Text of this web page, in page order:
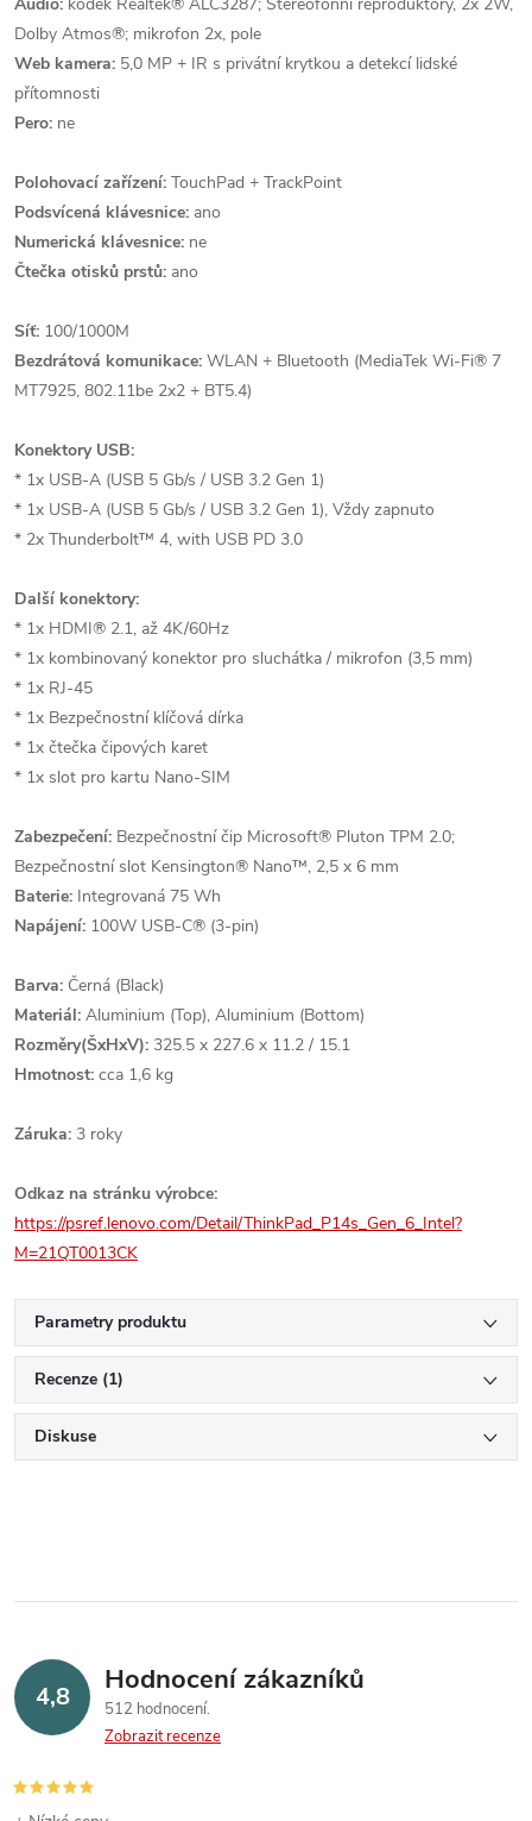
Dolby Atmos®; mikrofon 2x, pole
Web kamera: 5,0 MP + IR s privátní krytkou a detekcí lidské
přítomnosti
Pero: ne
Polohovací zařízení: TouchPad + TrackPoint
Podsvícená klávesnice: ano
Numerická klávesnice: ne
Čtečka otisků prstů: ano
Síť: 100/1000M
Bezdrátová komunikace: WLAN + Bluetooth (MediaTek Wi-Fi® 7
MT7925, 802.11be 2x2 + BT5.4)
Konektory USB:
* 1x USB-A (USB 5 Gb/s / USB 3.2 Gen 1)
* 1x USB-A (USB 5 Gb/s / USB 3.2 Gen 1), Vždy zapnuto
* 2x Thunderbolt™ 4, with USB PD 3.0
Další konektory:
* 1x HDMI® 2.1, až 4K/60Hz
* 1x kombinovaný konektor pro sluchátka / mikrofon (3,5 mm)
* 1x RJ-45
* 1x Bezpečnostní klíčová dírka
* 1x čtečka čipových karet
* 1x slot pro kartu Nano-SIM
Zabezpečení: Bezpečnostní čip Microsoft® Pluton TPM 2.0;
Bezpečnostní slot Kensington® Nano™, 2,5 x 6 mm
Baterie: Integrovaná 75 Wh
Napájení: 100W USB-C® (3-pin)
Barva: Černá (Black)
Materiál: Aluminium (Top), Aluminium (Bottom)
Rozměry(ŠxHxV): 325.5 x 227.6 x 11.2 / 15.1
Hmotnost: cca 1,6 kg
Záruka: 3 roky
Odkaz na stránku výrobce:
https://psref.lenovo.com/Detail/ThinkPad_P14s_Gen_6_Intel?
M=21QT0013CK
Parametry produktu
Recenze (1)
Diskuse
4,8 Hodnocení zákazníků
512 hodnocení
Zobrazit recenze